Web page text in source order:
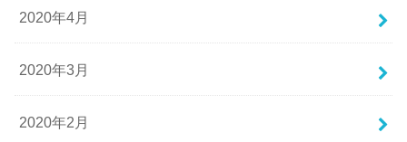
2020年4月
2020年3月
2020年2月